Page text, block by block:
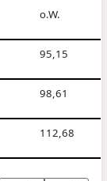
o.W.
95,15
98,61
112,68